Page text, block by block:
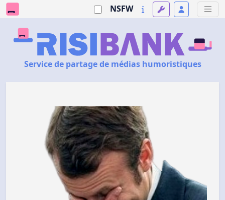
NSFW
Service de partage de médias humoristiques